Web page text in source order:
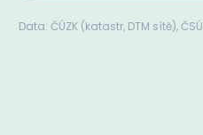
Data: ČÚZK (katastr, DTM sítě),